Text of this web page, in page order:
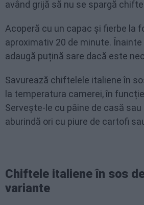
având grijă să nu se spargă
Acoperă cu un capac și fierbe la
aproximativ 20 de minute.
adaugă puțină sare dacă este
Savurează chiftelele italiene în
la temperatura camerei, în
Servește-le cu pâine de casă
aburindă ori cu piure de cartofi
Chiftele italiene în sos
variante